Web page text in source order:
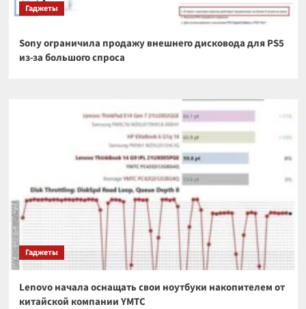
Гаджеты
Sony ограничила продажу внешнего дисковода для PS5
из-за большого спроса
Гаджеты
Lenovo начала оснащать свои ноутбуки накопителем от
китайской компании YMTC